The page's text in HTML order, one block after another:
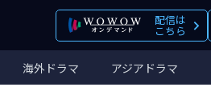
配信は
こちら
海外ドラマ アジアドラマ